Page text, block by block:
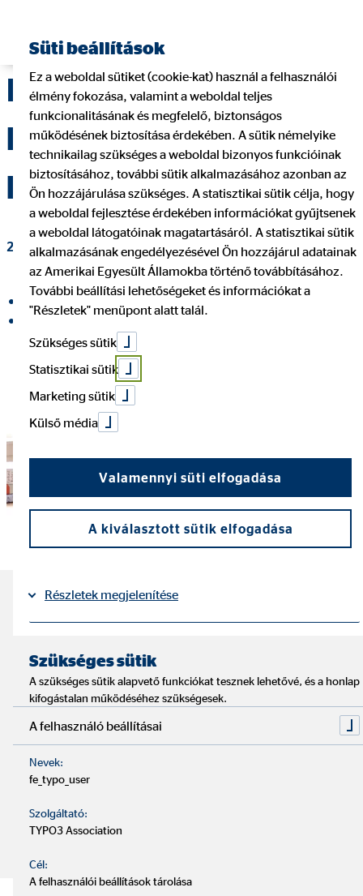
Itt találod a
lakásbiztosítási
kötvényedet
2024. március 12.| OVB Vermögensberatung Kft.
Megosztás a Facebookon
Megosztás a LinkedIn
Találd meg Te is
Olvasási idő: kb. 4 perc
Mit tartalmaz a lakásbiztosítási kötvény?
Mikor van rá szükségük?
Hol találod a lakásbiztosítási kötvényed?
Süti beállítások
Ez a weboldal sütiket (cookie-kat) használ a felhasználói
élmény fokozása, valamint a weboldal teljes
funkcionalitásának és megfelelő, biztonságos
működésének biztosítása érdekében. A sütik némelyike
technikailag szükséges a weboldal bizonyos funkcióinak
biztosításához, további sütik alkalmazásához azonban az
Ön hozzájárulása szükséges. A statisztikai sütik célja, hogy
a weboldal fejlesztése érdekében információkat gyűjtsenek
a weboldal látogatóinak magatartásáról. A statisztikai sütik
alkalmazásának engedélyezésével Ön hozzájárul adatainak
az Amerikai Egyesült Államokba történő továbbításához.
További beállítási lehetőségeket és információkat a
"Részletek" menüpont alatt talál.
Szükséges sütik
Statisztikai sütik
Marketing sütik
Külső média
Valamennyi süti elfogadása
A kiválasztott sütik elfogadása
Részletek megjelenítése
Szükséges sütik
A szükséges sütik alapvető funkciókat tesznek lehetővé, és a honlap
kifogástalan működéséhez szükségesek.
A felhasználó beállításai
Nevek:
fe_typo_user
Szolgáltató:
TYPO3 Association
Cél:
A felhasználói beállítások tárolása